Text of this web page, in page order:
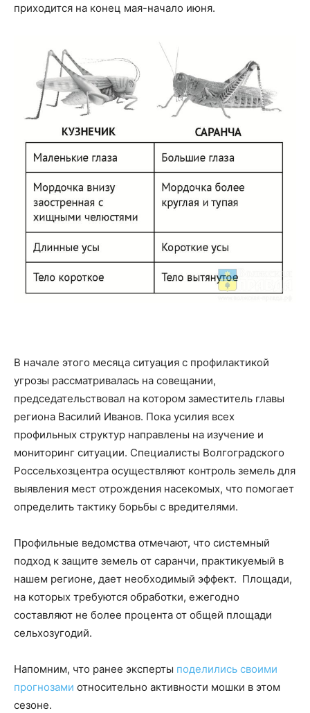
приходится на конец мая-начало июня.
В начале этого месяца ситуация с профилактикой
угрозы рассматривалась на совещании,
председательствовал на котором заместитель главы
региона Василий Иванов. Пока усилия всех
профильных структур направлены на изучение и
мониторинг ситуации. Специалисты Волгоградского
Россельхозцентра осуществляют контроль земель для
выявления мест отрождения насекомых, что помогает
определить тактику борьбы с вредителями.
Профильные ведомства отмечают, что системный
подход к защите земель от саранчи, практикуемый в
нашем регионе, дает необходимый эффект. Площади,
на которых требуются обработки, ежегодно
составляют не более процента от общей площади
сельхозугодий.
Напомним, что ранее эксперты поделились своими
прогнозами относительно активности мошки в этом
сезоне.